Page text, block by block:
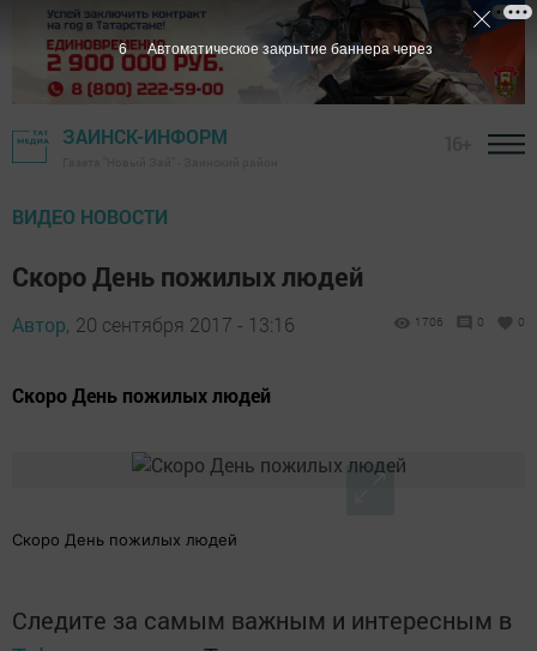
ЗАИНСК-ИНФОРМ
ВИДЕО НОВОСТИ
Скоро День пожилых людей
Автор, 20 сентября 2017 - 13:16 1706 0 0
Скоро День пожилых людей
Скоро День пожилых людей
Следите за самым важным и интересным в
5 Автоматическое закрытие баннера через